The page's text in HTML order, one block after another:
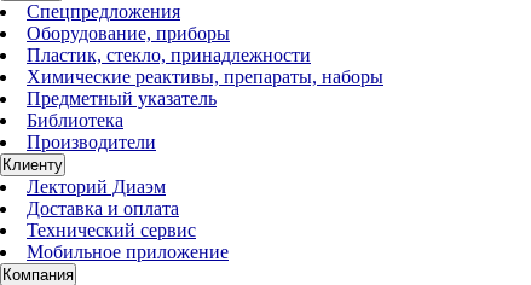
Спецпредложения
Оборудование, приборы
Пластик, стекло, принадлежности
Химические реактивы, препараты, наборы
Предметный указатель
Библиотека
Производители
Клиенту
Лекторий Диаэм
Доставка и оплата
Технический сервис
Мобильное приложение
Компания